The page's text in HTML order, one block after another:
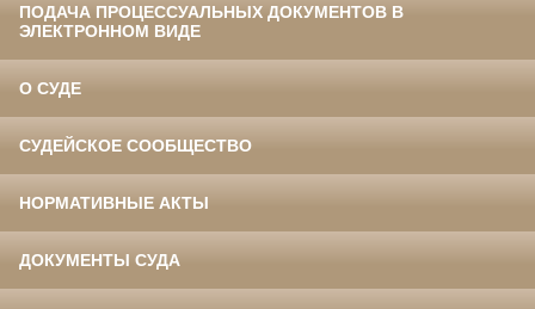
ПОДАЧА ПРОЦЕССУАЛЬНЫХ ДОКУМЕНТОВ В
ЭЛЕКТРОННОМ ВИДЕ
О СУДЕ
СУДЕЙСКОЕ СООБЩЕСТВО
НОРМАТИВНЫЕ АКТЫ
ДОКУМЕНТЫ СУДА